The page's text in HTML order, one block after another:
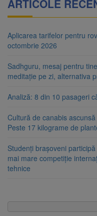
ARTICOLE
Aplicarea tarifelor pentru
octombrie 2026
Sadhguru, mesaj pentru
meditație pe zi, alternativa
Analiză: 8 din 10 pasageri
Cultură de canabis
Peste 17 kilograme de
Studenți brașoveni
mai mare competiție
tehnice